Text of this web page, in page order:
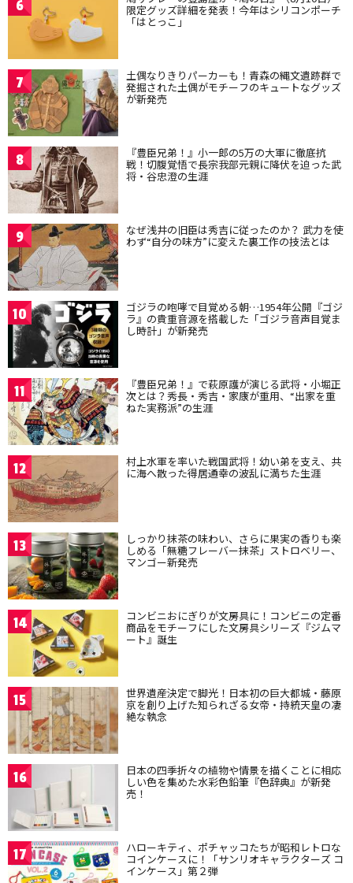
6 限定グッズ詳細を発表！今年はシリコンポーチ
「はとっこ」
7 土偶なりきりパーカーも！青森の縄文遺跡群で
発掘された土偶がモチーフのキュートなグッズ
が新発売
8 『豊臣兄弟！』小一郎の5万の大軍に徹底抗
戦！切腹覚悟で長宗我部元親に降伏を迫った武
将・谷忠澄の生涯
9 なぜ浅井の旧臣は秀吉に従ったのか？ 武力を使
わず“自分の味方”に変えた裏工作の技法とは
10 ゴジラの咆哮で目覚める朝…1954年公開『ゴジ
ラ』の貴重音源を搭載した「ゴジラ音声目覚ま
し時計」が新発売
11 『豊臣兄弟！』で萩原護が演じる武将・小堀正
次とは？秀長・秀吉・家康が重用、“出家を重
ねた実務派”の生涯
12 村上水軍を率いた戦国武将！幼い弟を支え、共
に海へ散った得居通幸の波乱に満ちた生涯
13 しっかり抹茶の味わい、さらに果実の香りも楽
しめる「無糖フレーバー抹茶」ストロベリー、
マンゴー新発売
14 コンビニおにぎりが文房具に！コンビニの定番
商品をモチーフにした文房具シリーズ『ジムマ
ート』誕生
15 世界遺産決定で脚光！日本初の巨大都城・藤原
京を創り上げた知られざる女帝・持統天皇の凄
絶な執念
16 日本の四季折々の植物や情景を描くことに相応
しい色を集めた水彩色鉛筆『色辞典』が新発
売！
17 ハローキティ、ポチャッコたちが昭和レトロな
コインケースに！「サンリオキャラクターズ コ
インケース」第２弾